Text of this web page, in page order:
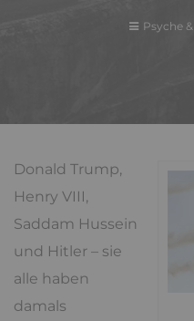
Psyche
Donald Trump,
Henry VIII,
Saddam Hussein
und Hitler – sie
alle haben
damals